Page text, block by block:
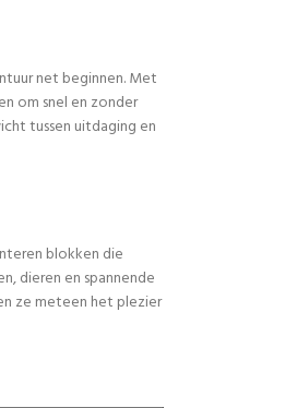
net beginnen. Met
om snel en zonder
tussen uitdaging en
blokken die
dieren en spannende
ze meteen het plezier